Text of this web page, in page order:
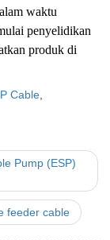
waktu
penyelidikan
produk di
Cable
Pump (ESP)
feeder cable